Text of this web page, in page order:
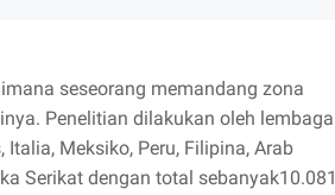
seseorang memandang zona
Penelitian dilakukan oleh lembaga
Meksiko, Peru, Filipina, Arab
Serikat dengan total sebanyak10.081